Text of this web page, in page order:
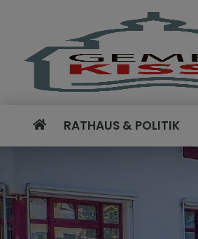
RATHAUS & POLITIK